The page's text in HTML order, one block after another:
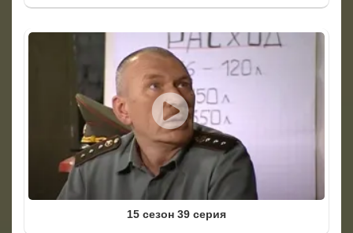
15 сезон 39 серия